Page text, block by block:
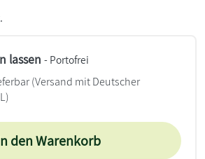
lassen - Portofrei
(Versand mit Deutscher
den Warenkorb